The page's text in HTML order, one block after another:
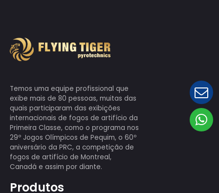
Temos uma equipe profissional que
exibe mais de 80 pessoas, muitas das
quais participaram das exibições
internacionais de fogos de artifício da
Primeira Classe, como o programa nos